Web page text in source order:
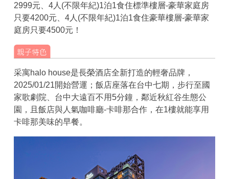
2999元、4人(不限年紀)1泊1食住標準樓層-豪華家庭房
只要4200元、4人(不限年紀)1泊1食住豪華樓層-豪華家
庭房只要4500元！
采寓halo house是長榮酒店全新打造的輕奢品牌，
2025/01/21開始營運；飯店座落在台中七期，步行至國
家歌劇院、台中大遠百不用5分鐘，鄰近秋紅谷生態公
園，且飯店與人氣咖啡廳-卡啡那合作，在1樓就能享用
卡啡那美味的早餐。